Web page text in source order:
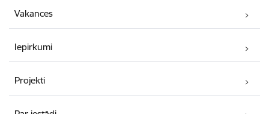
Vakances
Iepirkumi
Projekti